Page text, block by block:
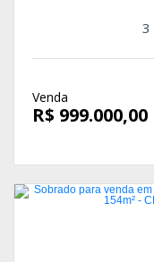
3
Venda
R$ 999.000,00